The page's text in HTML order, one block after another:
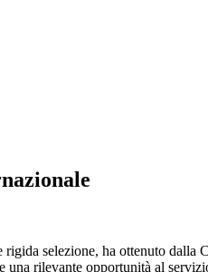
selezione, ha ottenuto
rilevante opportunità al